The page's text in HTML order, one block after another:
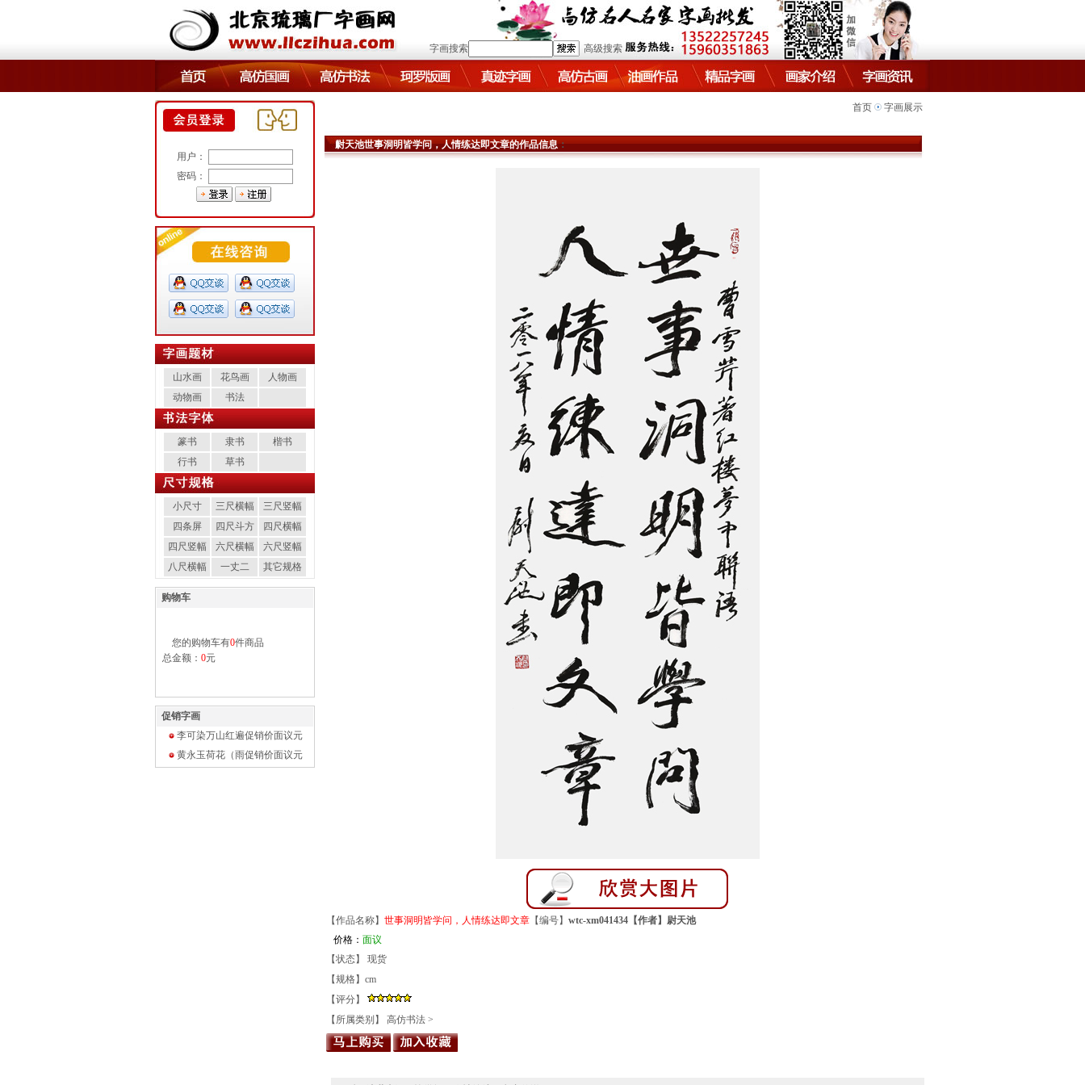
字画搜索 高级搜索
用户：
密码：
山水画 花鸟画
人物画
动物画
书法
篆书 隶书
楷书
行书
草书
小尺寸 三尺横幅
三尺竖幅
四条屏
四尺斗方
四尺横幅
四尺竖幅
六尺横幅
六尺竖幅
八尺横幅
一丈二 其它规格
购物车
您的购物车有0件商品
总金额： 0元
促销字画
李可染万山红遍促销价面议元
黄永玉荷花（雨促销价面议元
首页 字画展示
尉天池世事洞明皆学问，人情练达即文章的作品信息：
【作品名称】 世事洞明皆学问，人情练达即文章 【编号】 wtc-xm041434【作者】 尉天池
价格： 面议
【状态】 现货
【规格】cm
【评分】
【所属类别】 高仿书法 >